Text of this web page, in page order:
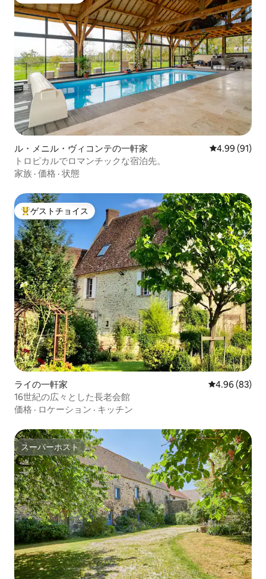
ル・メニル・ヴィコンテの一軒家 レビュー91
4.99 (91)
トロピカルでロマンチックな宿泊先。
家族 · 価格 · 状態
大好評のゲストチョイスです。
ゲストチョイス
ライの一軒家 レビュー83
4.96 (83)
16世紀の広々とした長老会館
価格 · ロケーション · キッチン
スーパーホスト
スーパーホスト